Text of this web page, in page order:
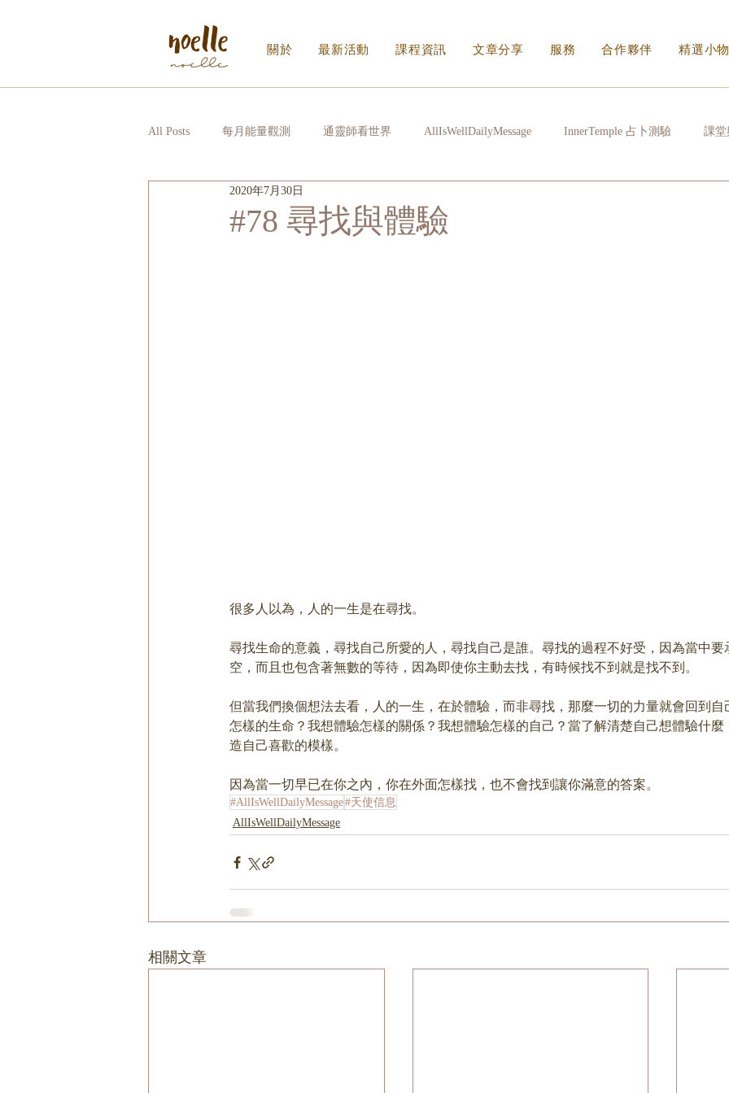
關於 最新活動 課程資訊 文章分享 服務 合作夥伴 精選小
All Posts 每月能量觀測 通靈師看世界 AllIsWellDailyMessage InnerTemple 占卜測驗 課堂
Noelle｜Noelle Inner Circle
#78 尋找與體驗
2020年7月30日
很多人以為，人的一生是在尋找。
尋找生命的意義，尋找自己所愛的人，尋找自己是誰。尋找的過程不好受，因為當中要
空，而且也包含著無數的等待，因為即使你主動去找，有時候找不到就是找不到。
但當我們換個想法去看，人的一生，在於體驗，而非尋找，那麼一切的力量就會回到自
怎樣的生命？我想體驗怎樣的關係？我想體驗怎樣的自己？當了解清楚自己想體驗什麼
造自己喜歡的模樣。
因為當一切早已在你之內，你在外面怎樣找，也不會找到讓你滿意的答案。
#AllIsWellDailyMessage#天使信息
AllIsWellDailyMessage
相關文章